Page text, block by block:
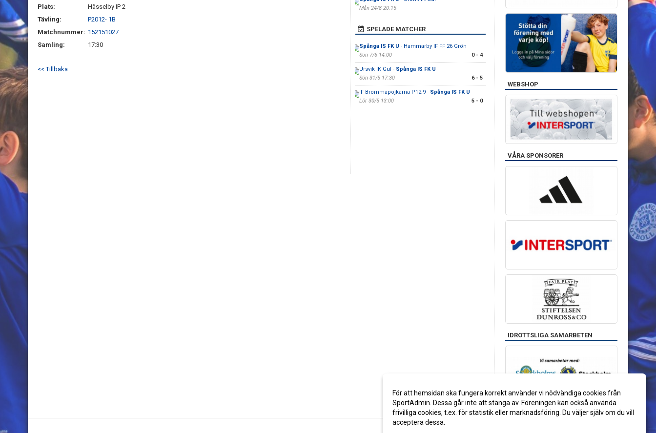
Plats:
Hässelby IP 2
Tävling:
P2012- 1B
Matchnummer: 152151027
Samling:
17:30
<< Tillbaka
Mån 24/8 20:15
SPELADE MATCHER
Spånga IS FK U - Hammarby IF FF 26 Grön
Sön 7/6 14:00
0 - 4
Ursvik IK Gul - Spånga IS FK U
Sön 31/5 17:30
6 - 5
IF Brommapojkarna P12-9 - Spånga IS FK U
Lör 30/5 13:00
5 - 0
WEBSHOP
VÅRA SPONSORER
IDROTTSLIGA SAMARBETEN
För att hemsidan ska fungera korrekt använder vi nödvändiga cookies från
SportAdmin. Dessa går inte att stänga av. Föreningen kan också använda
frivilliga cookies, t.ex. för statistik eller marknadsföring. Du väljer själv om du vill
acceptera dessa.